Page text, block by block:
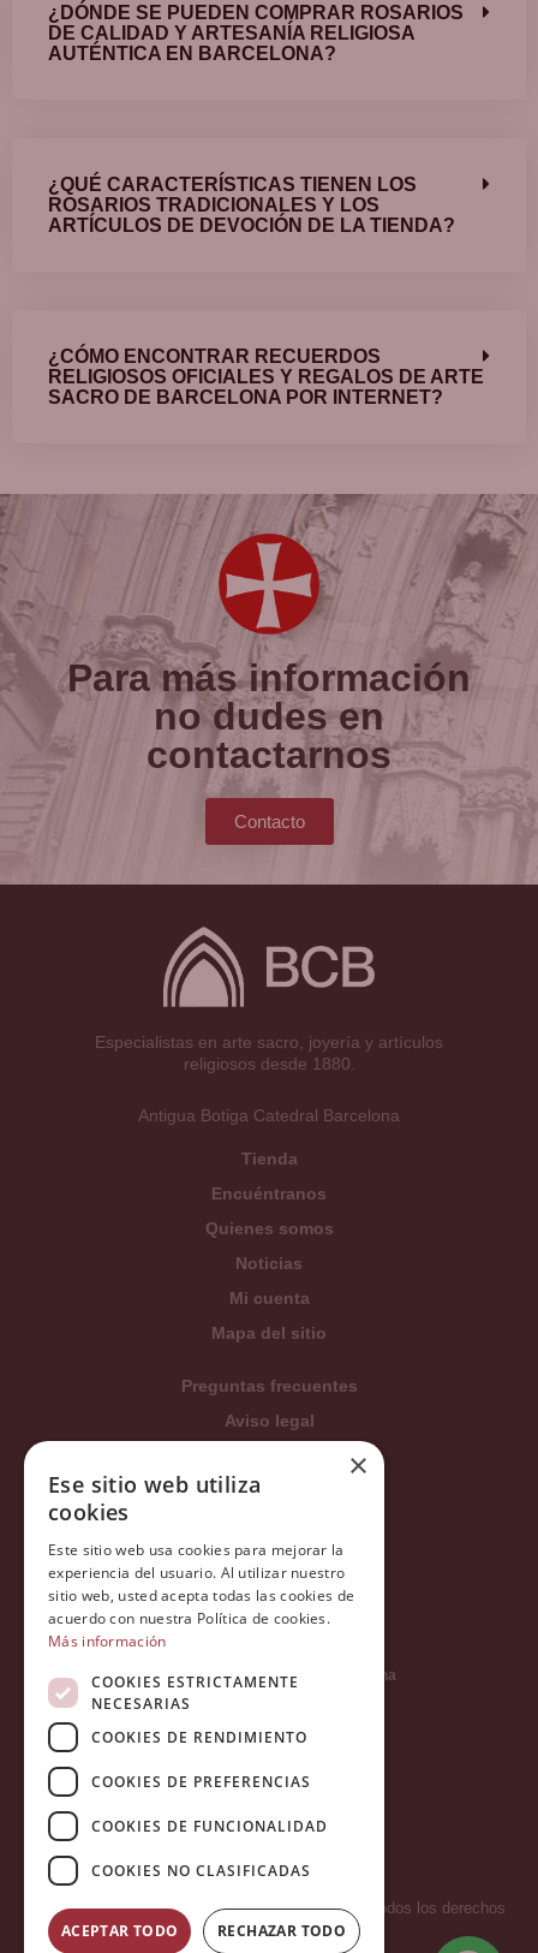
¿DÓNDE SE PUEDEN COMPRAR ROSARIOS
DE CALIDAD Y ARTESANÍA RELIGIOSA
AUTÉNTICA EN BARCELONA?
¿QUÉ CARACTERÍSTICAS TIENEN LOS
ROSARIOS TRADICIONALES Y LOS
ARTÍCULOS DE DEVOCIÓN DE LA TIENDA?
¿CÓMO ENCONTRAR RECUERDOS
RELIGIOSOS OFICIALES Y REGALOS DE ARTE
SACRO DE BARCELONA POR INTERNET?
Para más información
no dudes en
contactarnos
Contacto
Especialistas en arte sacro, joyería y artículos
religiosos desde 1880.
Antigua Botiga Catedral Barcelona
Tienda
Encuéntranos
Quienes somos
Noticias
Mi cuenta
Mapa del sitio
Preguntas frecuentes
Aviso legal
Condiciones generales
Política de privacidad
Política Integrada
Tratamiento de datos
Carrer del Duc, 12 - 08002 Barcelona
Copyright 2026 © LA HORMIGA DE ORO S.L. - Todos los derechos
reservados.
×
Ese sitio web utiliza
cookies
Este sitio web usa cookies para mejorar la
experiencia del usuario. Al utilizar nuestro
sitio web, usted acepta todas las cookies de
acuerdo con nuestra Política de cookies.
Más información
COOKIES ESTRICTAMENTE
NECESARIAS
COOKIES DE RENDIMIENTO
COOKIES DE PREFERENCIAS
COOKIES DE FUNCIONALIDAD
COOKIES NO CLASIFICADAS
ACEPTAR TODO RECHAZAR TODO